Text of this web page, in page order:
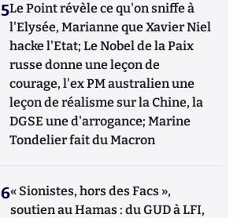
5Le Point révèle ce qu'on sniffe à
l'Elysée, Marianne que Xavier Niel
hacke l'Etat; Le Nobel de la Paix
russe donne une leçon de
courage, l'ex PM australien une
leçon de réalisme sur la Chine, la
DGSE une d'arrogance; Marine
Tondelier fait du Macron
6« Sionistes, hors des Facs »,
soutien au Hamas : du GUD à LFI,